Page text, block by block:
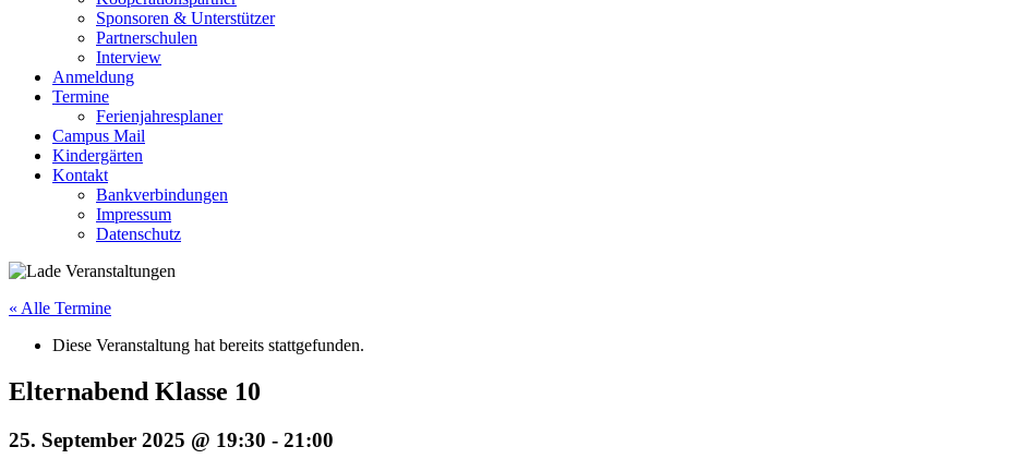
Sponsoren & Unterstützer
Partnerschulen
Interview
Anmeldung
Termine
Ferienjahresplaner
Campus Mail
Kindergärten
Kontakt
Bankverbindungen
Impressum
Datenschutz
« Alle Termine
Diese Veranstaltung hat bereits stattgefunden.
Elternabend Klasse 10
25. September 2025 @ 19:30 - 21:00